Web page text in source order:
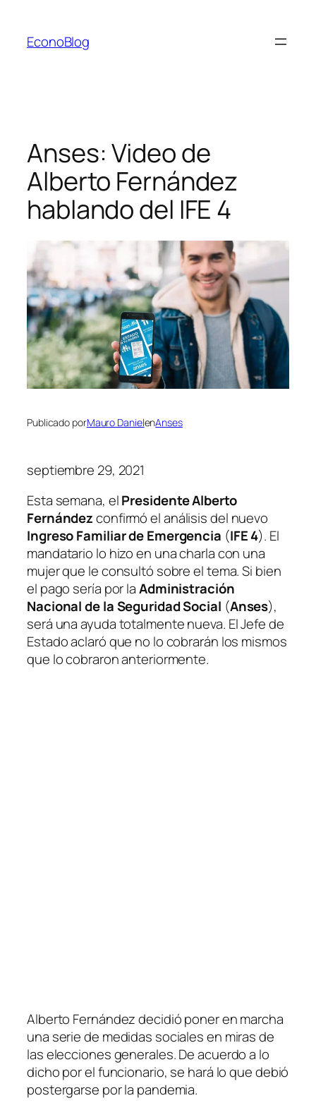
contenido
EconoBlog
Anses: Video de
Alberto Fernández
hablando del IFE 4
Publicado porMauro DanielenAnses
septiembre 29, 2021
Esta semana, elPresidente Alberto
Fernándezconfirmó el análisis del nuevo
Ingreso Familiar de Emergencia (IFE 4). El
mandatario lo hizo en una charla con una
mujer que le consultó sobre el tema. Si bien
el pago sería por laAdministración
Nacional de la Seguridad Social (Anses),
será una ayuda totalmente nueva. El Jefe de
Estado aclaró que no lo cobrarán los mismos
que lo cobraron anteriormente.
Alberto Fernández decidió poner en marcha
una serie de medidas sociales en miras de
las elecciones generales. De acuerdo a lo
dicho por el funcionario, se hará lo que debió
postergarse por la pandemia.